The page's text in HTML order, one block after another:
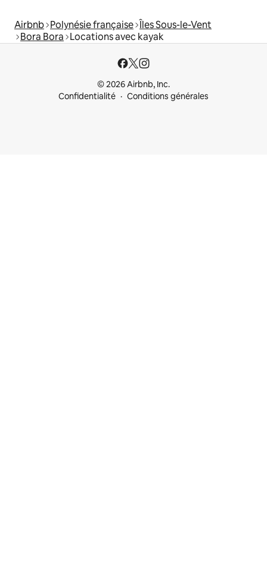
Airbnb Polynésie française Îles Sous-le-Vent
Bora Bora Locations avec kayak
© 2026 Airbnb, Inc.
Confidentialité
Conditions générales